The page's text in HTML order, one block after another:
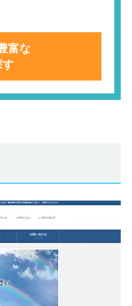
富な
す